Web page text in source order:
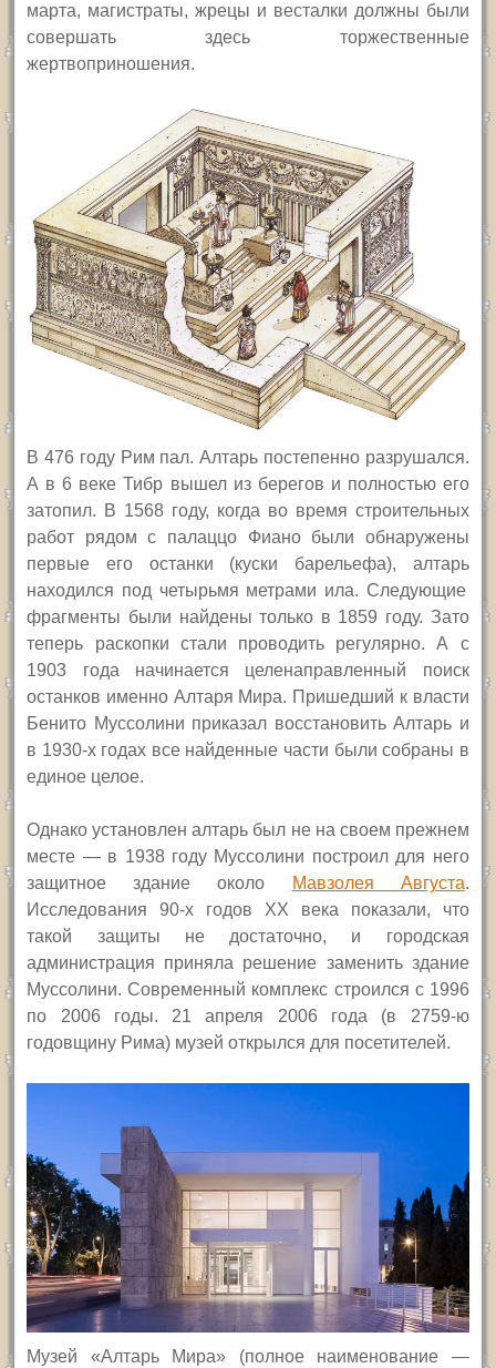
марта, магистраты, жрецы и весталки должны были
совершать здесь торжественные
жертвоприношения.
В 476 году Рим пал.Алтарь постепенно разрушался.
А в6 веке Тибр вышел из берегов и полностью его
затопил. В 1568 году, когда во время строительных
работ рядом с палаццо Фиано были обнаружены
первые его останки (куски барельефа),
алтарь
находился под четырьмя метрами ила. Следующие
фрагменты были найдены только в 1859 году. Зато
теперь раскопки стали проводить регулярно. А с
1903 года начинается целенаправленный поиск
останков именно Алтаря Мира. Пришедший к власти
Бенито Муссолини приказал восстановить Алтарь и
в 1930-х годах все найденные части были собраны в
единое целое.
Однако установлен алтарь был не на своем прежнем
месте — в 1938 году Муссолини построил для него
защитное здание около
Мавзолея Августа.
Исследования 90-х годов XX века показали, что
такой защиты не достаточно, и городская
администрация приняла решение заменить здание
Муссолини. Современный комплекс строился с 1996
по 2006 годы. 21 апреля 2006 года (в 2759-ю
годовщину Рима) музей открылся для посетителей.
Музей «Алтарь Мира» (полное наименование —